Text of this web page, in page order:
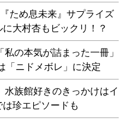
ため息未来』サプライズ
大村杏もビックリ！？
の本気が詰まった一冊」
「ニドメボレ」に決定
水族館好きのきっかけはイ
珍エピソードも